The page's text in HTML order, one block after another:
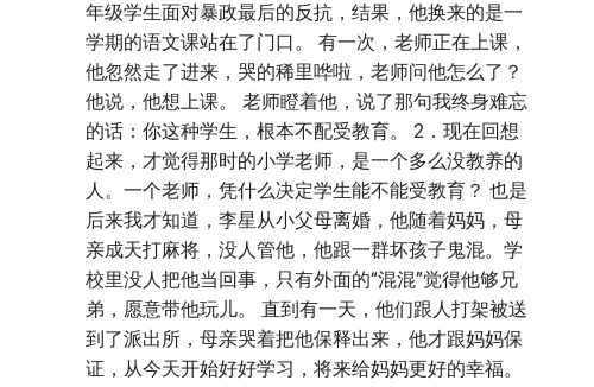
年级学生面对暴政最后的反抗，结果，他换来的是一
学期的语文课站在了门口。 有一次，老师正在上课，
他忽然走了进来，哭的稀里哗啦，老师问他怎么了？
他说，他想上课。 老师瞪着他，说了那句我终身难忘
的话：你这种学生，根本不配受教育。 2．现在回想
起来，才觉得那时的小学老师，是一个多么没教养的
人。一个老师，凭什么决定学生能不能受教育？ 也是
后来我才知道，李星从小父母离婚，他随着妈妈，母
亲成天打麻将，没人管他，他跟一群坏孩子鬼混。学
校里没人把他当回事，只有外面的“混混”觉得他够兄
弟，愿意带他玩儿。 直到有一天，他们跟人打架被送
到了派出所，母亲哭着把他保释出来，他才跟妈妈保
证，从今天开始好好学习，将来给妈妈更好的幸福。